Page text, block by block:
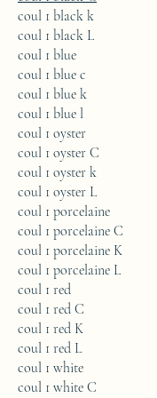
coul 1 black k
coul 1 black L
coul 1 blue
coul 1 blue c
coul 1 blue k
coul 1 blue l
coul 1 oyster
coul 1 oyster C
coul 1 oyster k
coul 1 oyster L
coul 1 porcelaine
coul 1 porcelaine C
coul 1 porcelaine K
coul 1 porcelaine L
coul 1 red
coul 1 red C
coul 1 red K
coul 1 red L
coul 1 white
coul 1 white C